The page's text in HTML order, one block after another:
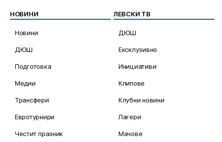
НОВИНИ
Новини
ДЮШ
Подготовка
Медии
Трансфери
Евротурнири
Честит празник
ЛЕВСКИ ТВ
ДЮШ
Ексклузивно
Инициативи
Клипове
Клубни новини
Лагери
Мачове